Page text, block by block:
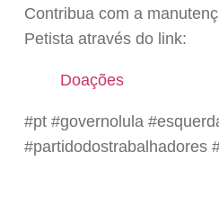
Contribua com a
Petista através do link:
Doações
#pt #governolula
#partidodostrabalhadores